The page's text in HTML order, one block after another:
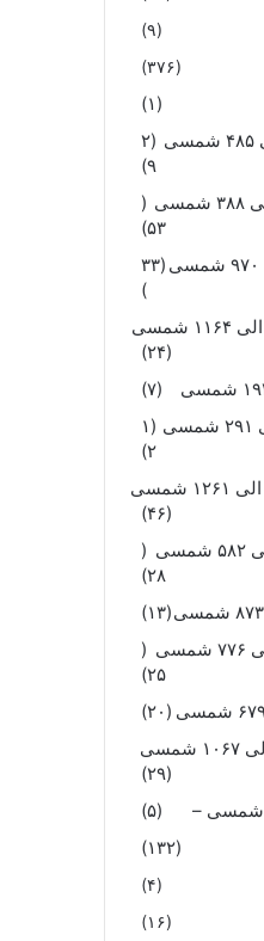
(۹)
(۳۷۶)
(۱)
(۲
۹)
(
۵۳)
(۳۳
)
(۲۴)
(۷)
(۱
۲)
(۴۶)
(
۲۸)
(۱۳)
(
۲۵)
(۲۰)
(۲۹)
(۵)
(۱۳۲)
(۴)
(۱۶)